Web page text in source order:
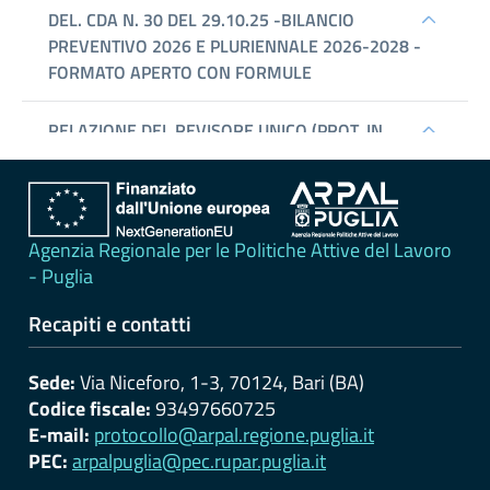
Agenzia Regionale per le Politiche Attive del Lavoro
- Puglia
Recapiti e contatti
Sede:Via Niceforo, 1-3, 70124, Bari (BA)
Codice fiscale:93497660725
E-mail: protocollo@arpal.regione.puglia.it
PEC:arpalpuglia@pec.rupar.puglia.it
Pagamenti
dell'amministrazione
Opere
pubbliche
Pianificazione
governo
del
territorio
Informazioni
ambientali